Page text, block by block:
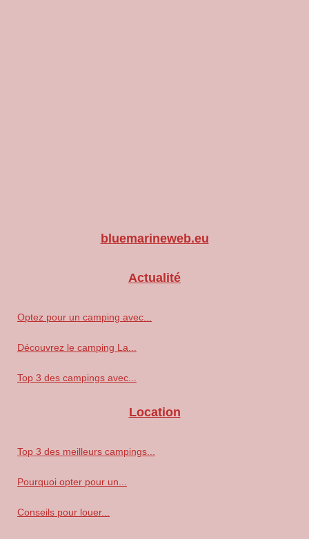
bluemarineweb.eu
Actualité
Optez pour un camping avec...
Découvrez le camping La...
Top 3 des campings avec...
Location
Top 3 des meilleurs campings...
Pourquoi opter pour un...
Conseils pour louer...